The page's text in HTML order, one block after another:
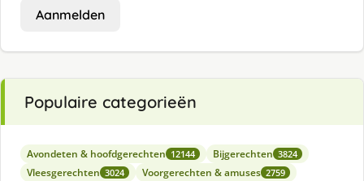
Aanmelden
Populaire categorieën
Avondeten & hoofdgerechten 12144 Bijgerechten 3824
Vleesgerechten 3024 Voorgerechten & amuses 2759